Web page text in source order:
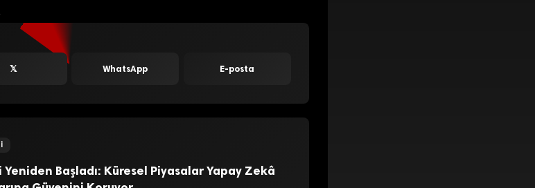
𝕏 WhatsApp E-posta
Yeniden Başladı: Küresel Piyasalar Yapay Zekâ